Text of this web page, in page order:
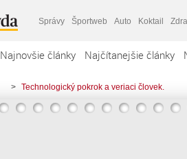
Správy Športweb Auto Koktail
Najnovšie články Najčítanejšie články
> Technologický pokrok a veriaci človek.